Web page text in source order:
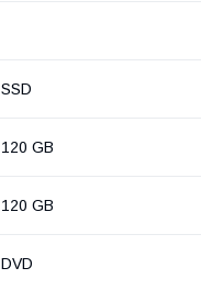
SSD
120 GB
120 GB
DVD